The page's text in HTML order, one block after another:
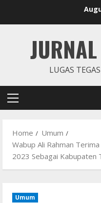
LUGAS
Primary
Home
Umum
Wabup Ali Rahman
2023 Sebagai Kabupaten
Umum